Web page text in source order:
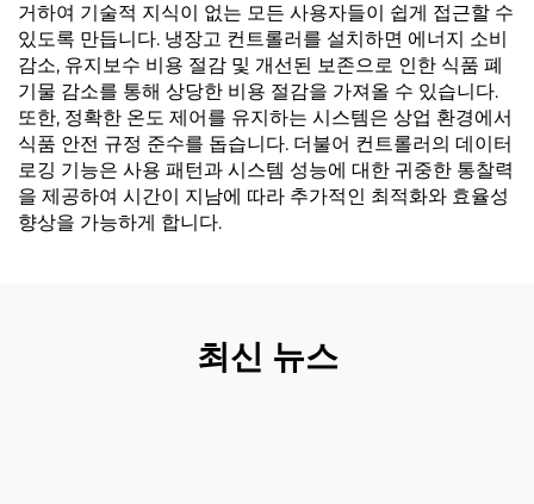
거하여 기술적 지식이 없는 모든 사용자들이 쉽게 접근할 수
있도록 만듭니다. 냉장고 컨트롤러를 설치하면 에너지 소비
감소, 유지보수 비용 절감 및 개선된 보존으로 인한 식품 폐
기물 감소를 통해 상당한 비용 절감을 가져올 수 있습니다.
또한, 정확한 온도 제어를 유지하는 시스템은 상업 환경에서
식품 안전 규정 준수를 돕습니다. 더불어 컨트롤러의 데이터
로깅 기능은 사용 패턴과 시스템 성능에 대한 귀중한 통찰력
을 제공하여 시간이 지남에 따라 추가적인 최적화와 효율성
향상을 가능하게 합니다.
최신 뉴스